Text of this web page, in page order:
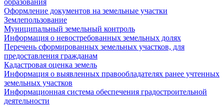
образования
Оформление документов на земельные участки
Землепользование
Муниципальный земельный контроль
Информация о невостребованных земельных долях
Перечень сформированных земельных участков, для
предоставления гражданам
Кадастровая оценка земель
Информация о выявленных правообладателях ранее учтенных
земельных участков
Информационная система обеспечения градостроительной
деятельности